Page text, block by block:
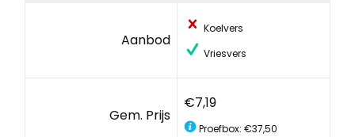
Aanbod
Koelvers
Vriesvers
Gem. Prijs
€7,19
Proefbox: €37,50